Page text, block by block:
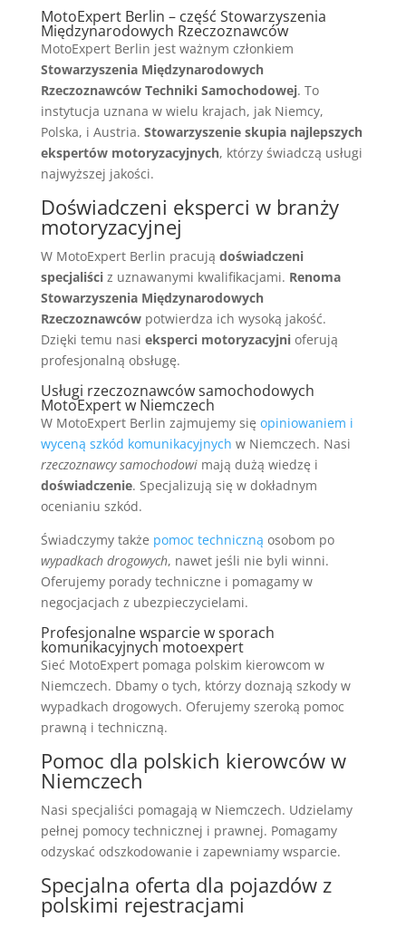
MotoExpert Berlin – część Stowarzyszenia
Międzynarodowych Rzeczoznawców
MotoExpert Berlin jest ważnym członkiem
Stowarzyszenia Międzynarodowych
Rzeczoznawców Techniki Samochodowej. To
instytucja uznana w wielu krajach, jak Niemcy,
Polska, i Austria. Stowarzyszenie skupia najlepszych
ekspertów motoryzacyjnych, którzy świadczą usługi
najwyższej jakości.
Doświadczeni eksperci w branży
motoryzacyjnej
W MotoExpert Berlin pracują doświadczeni
specjaliściz uznawanymi kwalifikacjami. Renoma
Stowarzyszenia Międzynarodowych
Rzeczoznawcówpotwierdza ich wysoką jakość.
Dzięki temu nasi eksperci motoryzacyjnioferują
profesjonalną obsługę.
Usługi rzeczoznawców samochodowych
MotoExpert w Niemczech
W MotoExpert Berlin zajmujemy się opiniowaniem i
wyceną szkód komunikacyjnych w Niemczech. Nasi
rzeczoznawcy samochodowimają dużą wiedzę i
doświadczenie. Specjalizują się w dokładnym
ocenianiu szkód.
Świadczymy także pomoc techniczną osobom po
wypadkach drogowych, nawet jeśli nie byli winni.
Oferujemy porady techniczne i pomagamy w
negocjacjach z ubezpieczycielami.
Profesjonalne wsparcie w sporach
komunikacyjnych motoexpert
Sieć MotoExpert pomaga polskim kierowcom w
Niemczech. Dbamy o tych, którzy doznają szkody w
wypadkach drogowych. Oferujemy szeroką pomoc
prawną i techniczną.
Pomoc dla polskich kierowców w
Niemczech
Nasi specjaliści pomagają w Niemczech. Udzielamy
pełnej pomocy technicznej i prawnej. Pomagamy
odzyskać odszkodowanie i zapewniamy wsparcie.
Specjalna oferta dla pojazdów z
polskimi rejestracjami